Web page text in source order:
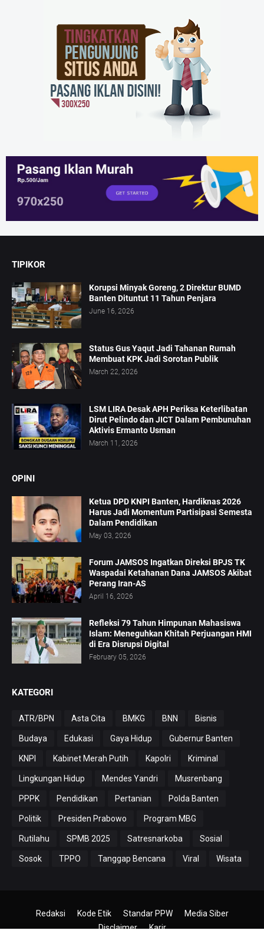
TIPIKOR
Korupsi Minyak Goreng, 2 Direktur BUMD
Banten Dituntut 11 Tahun Penjara
June 16, 2026
Status Gus Yaqut Jadi Tahanan Rumah
Membuat KPK Jadi Sorotan Publik
March 22, 2026
LSM LIRA Desak APH Periksa Keterlibatan
Dirut Pelindo dan JICT Dalam Pembunuhan
Aktivis Ermanto Usman
March 11, 2026
OPINI
Ketua DPD KNPI Banten, Hardiknas 2026
Harus Jadi Momentum Partisipasi Semesta
Dalam Pendidikan
May 03, 2026
Forum JAMSOS Ingatkan Direksi BPJS TK
Waspadai Ketahanan Dana JAMSOS Akibat
Perang Iran-AS
April 16, 2026
Refleksi 79 Tahun Himpunan Mahasiswa
Islam: Meneguhkan Khitah Perjuangan HMI
di Era Disrupsi Digital
February 05, 2026
KATEGORI
ATR/BPN Asta Cita BMKG BNN Bisnis
Budaya Edukasi Gaya Hidup Gubernur Banten
KNPI Kabinet Merah Putih Kapolri Kriminal
Lingkungan Hidup Mendes Yandri Musrenbang
PPPK Pendidikan Pertanian Polda Banten
Politik Presiden Prabowo Program MBG
Rutilahu SPMB 2025 Satresnarkoba Sosial
Sosok TPPO Tanggap Bencana Viral Wisata
Redaksi Kode Etik Standar PPW
Media Siber
Disclaimer
Karir